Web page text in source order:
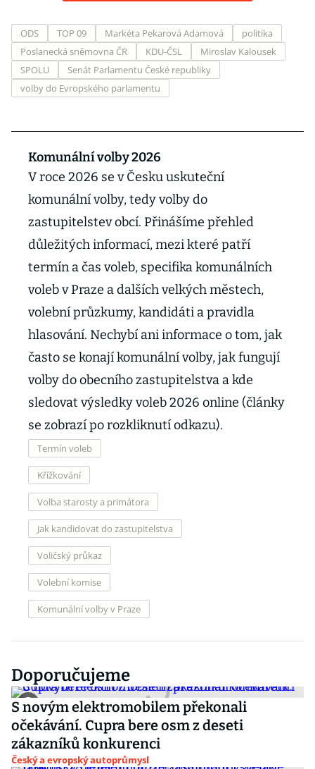
ODS TOP 09 Markéta Pekarová Adamová
politika
Poslanecká sněmovna ČR
KDU-ČSL
Miroslav Kalousek
SPOLU
Senát Parlamentu České republiky
volby do Evropského parlamentu
Komunální volby 2026
V roce 2026 se v Česku uskuteční
komunální volby, tedy volby do
zastupitelstev obcí. Přinášíme přehled
důležitých informací, mezi které patří
termín a čas voleb, specifika komunálních
voleb v Praze a dalších velkých městech,
volební průzkumy, kandidáti a pravidla
hlasování. Nechybí ani informace o tom, jak
často se konají komunální volby, jak fungují
volby do obecního zastupitelstva a kde
sledovat výsledky voleb 2026 online (články
se zobrazí po rozkliknutí odkazu).
Termín voleb
Křížkování
Volba starosty a primátora
Jak kandidovat do zastupitelstva
Voličský průkaz
Volební komise
Komunální volby v Praze
Doporučujeme
S novým elektromobilem překonali
očekávání. Cupra bere osm z deseti
zákazníků konkurenci
Český a evropský autoprůmysl